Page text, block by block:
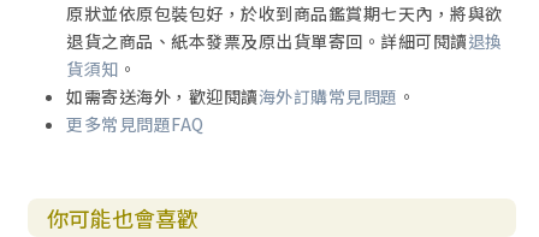
原狀並依原包裝包好，於收到商品鑑賞期七天內，將與欲
退貨之商品、紙本發票及原出貨單寄回。詳細可閱讀退換
貨須知 。
如需寄送海外，歡迎閱讀海外訂購常見問題 。
更多常見問題FAQ
你可能也會喜歡